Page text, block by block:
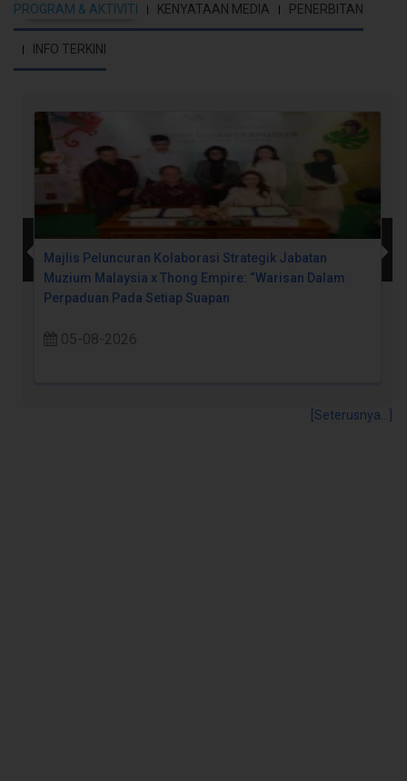
PROGRAM & AKTIVITI KENYATAAN MEDIA PENERBITAN
INFO TERKINI
Majlis Peluncuran Kolaborasi Strategik Jabatan
Muzium Malaysia x Thong Empire: “Warisan Dalam
Perpaduan Pada Setiap Suapan
05-08-2026
[Seterusnya...]